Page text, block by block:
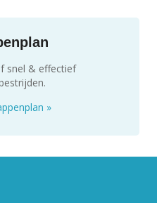
snel & effectief
»